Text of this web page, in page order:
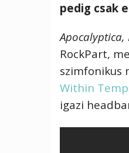
pedig csak
Apocalyptica,
RockPart,
szimfonikus
Within
igazi